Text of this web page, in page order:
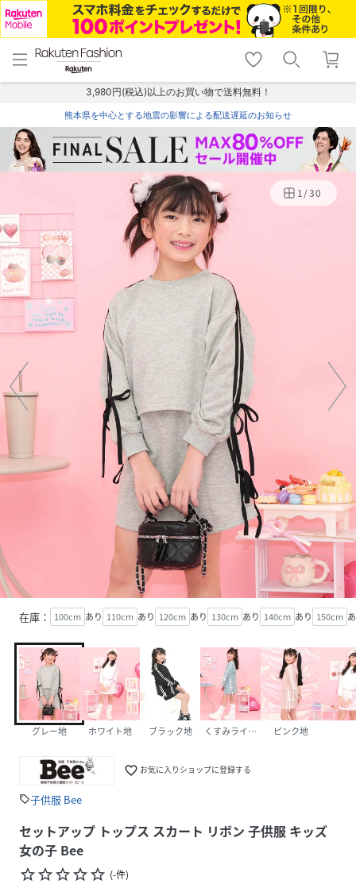
menu home
トップ
shopping_cart lock_outline
ログイン
3,980円(税込)以上のお買い物で送料無料！
熊本県を中心とする地震の影響による配送遅延のお知らせ
1/30
在庫： 100cm あり 110cm あり 120cm あり 130cm あり 140cm あり 150cm
グレー地 ホワイト地 ブラック地 くすみライトブルー地ピンク地
favorite_border お気に入りショップに登録する
sell子供服 Bee
セットアップ トップス スカート リボン 子供服 キッズ
女の子 Bee
star_borderstar_borderstar_borderstar_borderstar_border (-件)